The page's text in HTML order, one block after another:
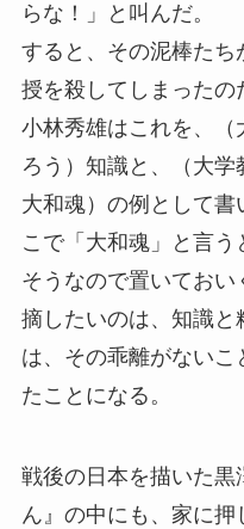
らな！」と叫んだ。
すると、その泥棒た
授を殺してしまったの
小林秀雄はこれを、
ろう）知識と、（大学
大和魂）の例として書
こで「大和魂」と言
そうなので置いてお
摘したいのは、知識
は、その乖離がないこ
たことになる。
戦後の日本を描いた
ん』の中にも、家に押